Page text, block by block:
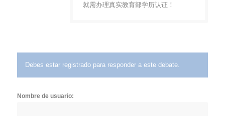
就需办理真实教育部学历认证！
Debes estar registrado para responder a este debate.
Nombre de usuario: